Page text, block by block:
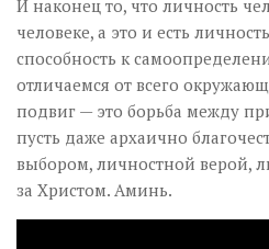
И наконец то, что личность
человеке, а это и есть
способность к
отличаемся от всего
подвиг — это борьба между
пусть даже архаично
выбором, личностной верой,
за Христом. Аминь.